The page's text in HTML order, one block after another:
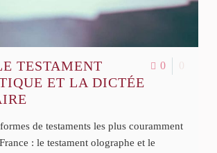
0 0
TESTAMENT
ET LA DICTÉE
de testaments les plus couramment
: le testament olographe et le